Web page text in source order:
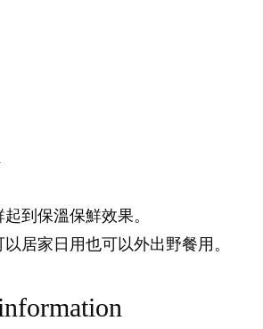
到保溫保鮮效果。
居家日用也可以外出野餐用。